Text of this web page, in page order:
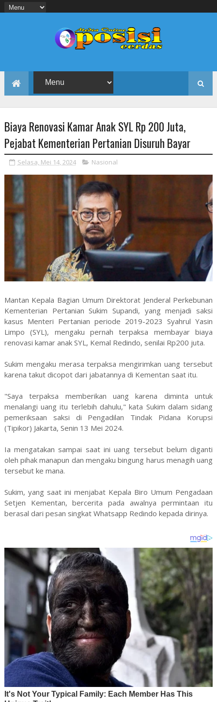
Biaya Renovasi Kamar Anak SYL Rp 200 Juta,
Pejabat Kementerian Pertanian Disuruh Bayar
Selasa, Mei 14, 2024 Nasional
Mantan Kepala Bagian Umum Direktorat Jenderal Perkebunan
Kementerian Pertanian Sukim Supandi, yang menjadi saksi
kasus Menteri Pertanian periode 2019-2023 Syahrul Yasin
Limpo (SYL), mengaku pernah terpaksa membayar biaya
renovasi kamar anak SYL, Kemal Redindo, senilai Rp200 juta.
Sukim mengaku merasa terpaksa mengirimkan uang tersebut
karena takut dicopot dari jabatannya di Kementan saat itu.
"Saya terpaksa memberikan uang karena diminta untuk
menalangi uang itu terlebih dahulu," kata Sukim dalam sidang
pemeriksaan saksi di Pengadilan Tindak Pidana Korupsi
(Tipikor) Jakarta, Senin 13 Mei 2024.
Ia mengatakan sampai saat ini uang tersebut belum diganti
oleh pihak manapun dan mengaku bingung harus menagih uang
tersebut ke mana.
Sukim, yang saat ini menjabat Kepala Biro Umum Pengadaan
Setjen Kementan, bercerita pada awalnya permintaan itu
berasal dari pesan singkat Whatsapp Redindo kepada dirinya.